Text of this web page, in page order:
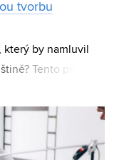
tvorbu
který by namluvil
Tento problém
Bařák. Protož